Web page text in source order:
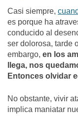
Casi siempre,
es porque ha
conducido al
ser dolorosa, tarde
embargo, en los
llega, nos
Entonces olvidar
No obstante, vivir
implica maniatar